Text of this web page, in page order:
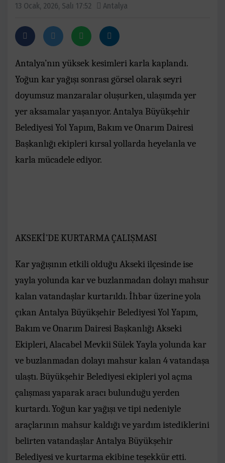
13 Ocak, 2026, Salı 17:52 Antalya
Antalya’nın yüksek kesimleri karla kaplandı.
Yoğun kar yağışı sonrası görsel olarak seyri
doyumsuz manzaralar oluşurken, ulaşımda yer
yer aksamalar yaşanıyor. Antalya Büyükşehir
Belediyesi Yol Yapım, Bakım ve Onarım Dairesi
Başkanlığı ekipleri kırsal yollarda heyelanla ve
karla mücadele ediyor.
AKSEKİ’DE KURTARMA ÇALIŞMASI
Kar yağışının etkili olduğu Akseki ilçesinde ise
yayla yolunda kar ve buzlanmadan dolayı mahsur
kalan vatandaşlar kurtarıldı. İhbar üzerine yola
çıkan Antalya Büyükşehir Belediyesi Yol Yapım,
Bakım ve Onarım Dairesi Başkanlığı Akseki
Ekipleri, Alacabel Mevkii Sülek Yayla yolunda kar
ve buzlanmadan dolayı mahsur kalan 4 vatandaşa
ulaştı. Büyükşehir Belediyesi ekipleri yol açma
çalışması yaparak aracı bulunduğu yerden
kurtardı. Yoğun kar yağışı ve tipi nedeniyle
araçlarının mahsur kaldığı ve yardım istediklerini
belirten vatandaşlar Antalya Büyükşehir
Belediyesi ve kurtarma ekibine teşekkür etti.